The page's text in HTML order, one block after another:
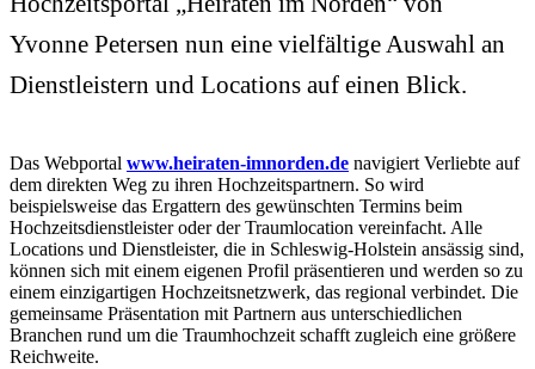
Yvonne Petersen nun eine vielfältige Auswahl an
Dienstleistern und Locations auf einen Blick.
Das Webportal www.heiraten-imnorden.de navigiert Verliebte auf
dem direkten Weg zu ihren Hochzeitspartnern. So wird
beispielsweise das Ergattern des gewünschten Termins beim
Hochzeitsdienstleister oder der Traumlocation vereinfacht. Alle
Locations und Dienstleister, die in Schleswig-Holstein ansässig sind,
können sich mit einem eigenen Profil präsentieren und werden so zu
einem einzigartigen Hochzeitsnetzwerk, das regional verbindet. Die
gemeinsame Präsentation mit Partnern aus unterschiedlichen
Branchen rund um die Traumhochzeit schafft zugleich eine größere
Reichweite.